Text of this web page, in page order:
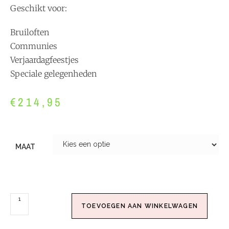
Geschikt voor:
Bruiloften
Communies
Verjaardagfeestjes
Speciale gelegenheden
€214,95
MAAT
TOEVOEGEN AAN WINKELWAGEN